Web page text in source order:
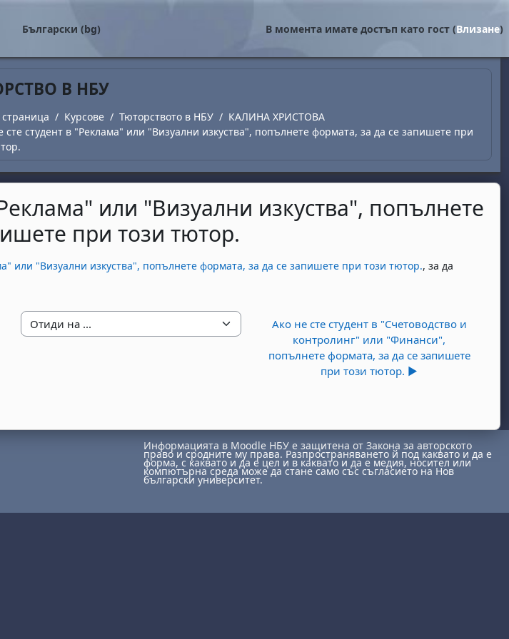
Български ‎(bg)‎ В момента имате достъп като гост (Влизане)
В НБУ
Курсове Тюторството в НБУ
КАЛИНА ХРИСТОВА
сте студент в "Реклама" или "Визуални изкуства", попълнете формата, за да се запишете при
или "Визуални изкуства", попълнете
при този тютор.
или "Визуални изкуства", попълнете формата, за да се запишете при този тютор., за да
Отиди на ...
Ако не сте студент в "Счетоводство и
контролинг" или "Финанси",
попълнете формата, за да се запишете
при този тютор. ▶︎
Информацията в Moodle НБУ е защитена от Закона за авторското
право и сродните му права. Разпространяването й под каквато и да е
форма, с каквато и да е цел и в каквато и да е медия, носител или
компютърна среда може да стане само със съгласието на Нов
български университет.